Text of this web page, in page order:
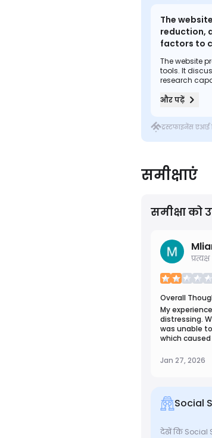
The
reduction,
factors to
the need
The website
tools. It
research
और पढ़ें
ट्रस्टफाइनेंस एआई
समीक्षाएं
समीक्षा को
प्रत्यक्ष
Overall
My
distressing.
was unable
which
resolved
Jan 27, 2026
Social
देखें कि Social